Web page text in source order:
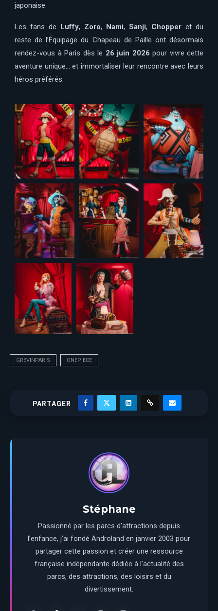
japonaise.
Les fans de Luffy, Zoro, Nami, Sanji, Chopper et du
reste de l’Équipage du Chapeau de Paille ont désormais
rendez-vous à Paris dès le 26 juin 2026 pour vivre cette
aventure unique… et immortaliser leur rencontre avec leurs
héros préférés.
GREVINPARIS ONEPIECE
PARTAGER
Stéphane
Passionné par les parcs d’attractions depuis
l’enfance, j’ai fondé Androland en janvier 2003 pour
partager cette passion et créer une ressource
française indépendante dédiée à l’actualité des
parcs, des attractions, des loisirs et du
divertissement.